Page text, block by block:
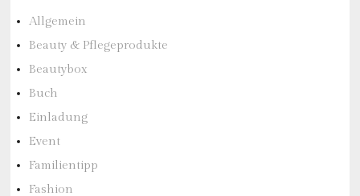
Allgemein
Beauty & Pflegeprodukte
Beautybox
Buch
Einladung
Event
Familientipp
Fashion